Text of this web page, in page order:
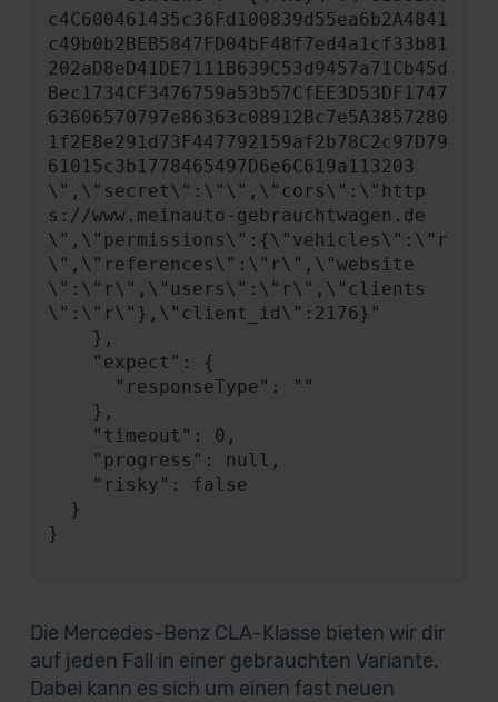
c4C600461435c36Fd100839d55ea6b2A4841
c49b0b2BEB5847FD04bF48f7ed4a1cf33b81
202aD8eD41DE7111B639C53d9457a71Cb45d
Bec1734CF3476759a53b57CfEE3D53DF1747
63606570797e86363c08912Bc7e5A3857280
1f2E8e291d73F447792159af2b78C2c97D79
61015c3b1778465497D6e6C619a113203
\",\"secret\":\"\",\"cors\":\"http
s://www.meinauto-gebrauchtwagen.de
\",\"permissions\":{\"vehicles\":\"r
\",\"references\":\"r\",\"website
\":\"r\",\"users\":\"r\",\"clients
\":\"r\"},\"client_id\":2176}"
}
Die Mercedes-Benz CLA-Klasse bieten wir dir
auf jeden Fall in einer gebrauchten Variante.
Dabei kann es sich um einen fast neuen